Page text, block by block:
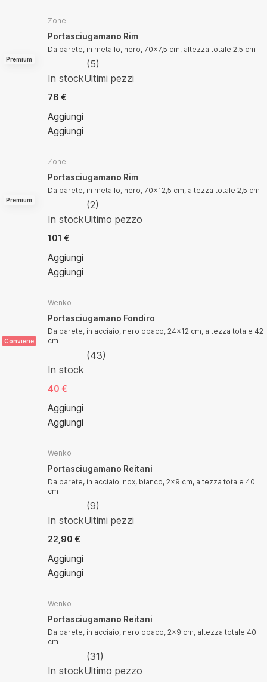
Premium
Zone
Portasciugamano Rim
Da parete, in metallo, nero, 70x7,5 cm, altezza totale 2,5 cm
(5)
In stockUltimi pezzi
76 €
Aggiungi
Aggiungi
Premium
Zone
Portasciugamano Rim
Da parete, in metallo, nero, 70x12,5 cm, altezza totale 2,5 cm
(2)
In stockUltimo pezzo
101 €
Aggiungi
Aggiungi
Conviene
Wenko
Portasciugamano Fondiro
Da parete, in acciaio, nero opaco, 24x12 cm, altezza totale 42
cm
(43)
In stock
40 €
Aggiungi
Aggiungi
Wenko
Portasciugamano Reitani
Da parete, in acciaio inox, bianco, 2x9 cm, altezza totale 40
cm
(9)
In stockUltimi pezzi
22,90 €
Aggiungi
Aggiungi
Wenko
Portasciugamano Reitani
Da parete, in acciaio, nero opaco, 2x9 cm, altezza totale 40
cm
(31)
In stockUltimo pezzo